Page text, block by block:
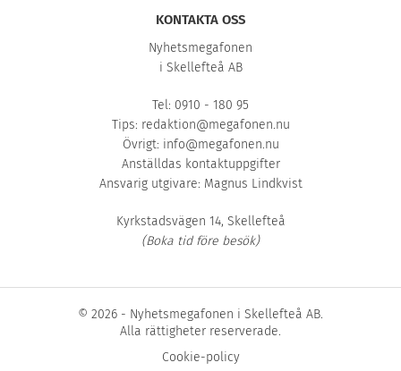
KONTAKTA OSS
Nyhetsmegafonen
i Skellefteå AB
Tel: 0910 - 180 95
Tips: redaktion@megafonen.nu
Övrigt: info@megafonen.nu
Anställdas kontaktuppgifter
Ansvarig utgivare: Magnus Lindkvist
Kyrkstadsvägen 14, Skellefteå
(Boka tid före besök)
© 2026 - Nyhetsmegafonen i Skellefteå AB.
Alla rättigheter reserverade.
Cookie-policy